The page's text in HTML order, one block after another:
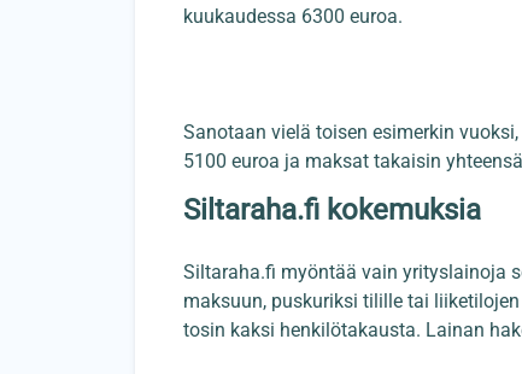
kuukaudessa 6300 euroa.
Sanotaan vielä toisen esimerkin
5100 euroa ja maksat takaisin
Siltaraha.fi kokemuksia
Siltaraha.fi myöntää vain yrityslainoja
maksuun, puskuriksi tilille tai
tosin kaksi henkilötakausta. Lainan